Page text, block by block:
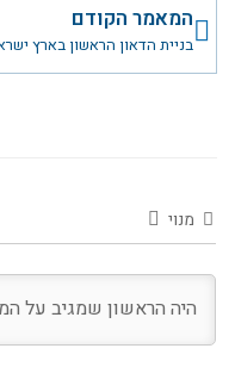
המאמר הקודם
בניית הדאון הראשון בארץ
מנוי